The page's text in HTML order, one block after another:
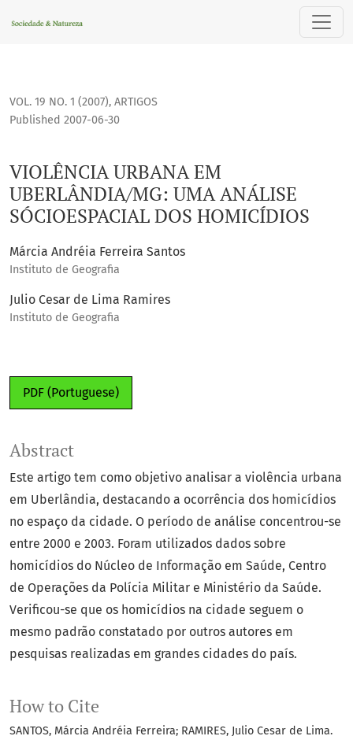
VIOLÊNCIA URBANA EM UBERLÂNDIA/MG: UMA ANÁLISE
VOL. 19 NO. 1 (2007), ARTIGOS
VIOLÊNCIA URBANA EM
UBERLÂNDIA/MG: UMA ANÁLISE
SÓCIOESPACIAL DOS HOMICÍDIOS
Published 2007-06-30
Márcia Andréia Ferreira Santos
Instituto de Geografia
Julio Cesar de Lima Ramires
Instituto de Geografia
PDF (Portuguese)
How to Cite
SANTOS, Márcia Andréia Ferreira; RAMIRES, Julio Cesar de Lima.
Abstract
Este artigo tem como objetivo analisar a violência urbana
em Uberlândia, destacando a ocorrência dos homicídios
no espaço da cidade. O período de análise concentrou-se
entre 2000 e 2003. Foram utilizados dados sobre
homicídios do Núcleo de Informação em Saúde, Centro
de Operações da Polícia Militar e Ministério da Saúde.
Verificou-se que os homicídios na cidade seguem o
mesmo padrão constatado por outros autores em
pesquisas realizadas em grandes cidades do país.